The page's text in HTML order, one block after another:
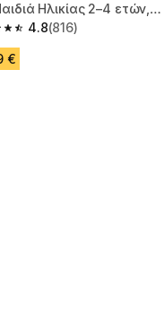
Ηλικίας 2–4 ετών,
4.8
of 5 stars from 816
(816)
€